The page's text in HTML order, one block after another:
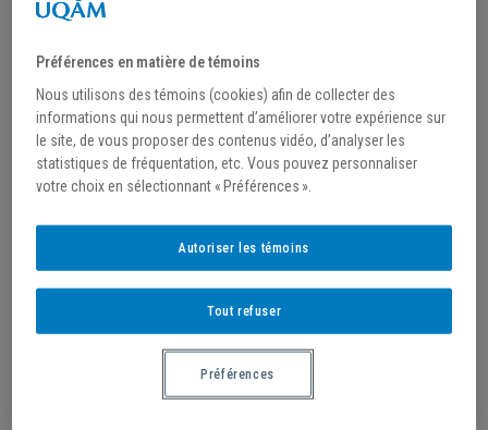
DAVID WILLIAMS REJOINDRA L’ÉQUIPE DE
Préférences en matière de témoins
Nous utilisons des témoins (cookies) afin de collecter des
informations qui nous permettent d’améliorer votre expérience sur
le site, de vous proposer des contenus vidéo, d’analyser les
statistiques de fréquentation, etc. Vous pouvez personnaliser
votre choix en sélectionnant « Préférences ».
Tout refuser
Autoriser les témoins
Préférences